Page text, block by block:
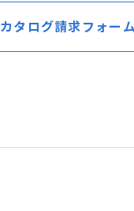
カタログ請求フォーム